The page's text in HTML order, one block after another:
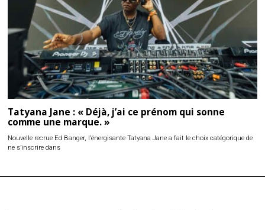
Tatyana Jane : « Déjà, j’ai ce prénom qui sonne
comme une marque. »
Nouvelle recrue Ed Banger, l’énergisante Tatyana Jane a fait le choix catégorique de
ne s’inscrire dans